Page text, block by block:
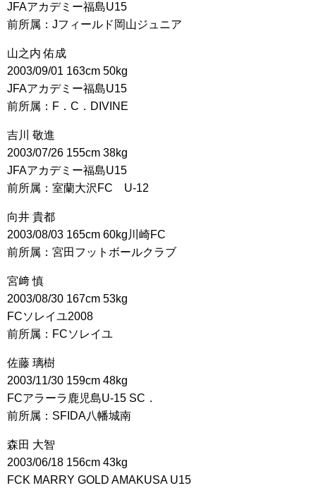
JFAアカデミー福島U15
前所属：Jフィールド岡山ジュニア
山之内 佑成
2003/09/01 163cm 50kg
JFAアカデミー福島U15
前所属：F．C．DIVINE
吉川 敬進
2003/07/26 155cm 38kg
JFAアカデミー福島U15
前所属：室蘭大沢FC U-12
向井 貴都
2003/08/03 165cm 60kg川崎FC
前所属：宮田フットボールクラブ
宮﨑 慎
2003/08/30 167cm 53kg
FCソレイユ2008
前所属：FCソレイユ
佐藤 璃樹
2003/11/30 159cm 48kg
FCアラーラ鹿児島U-15 SC．
前所属：SFIDA八幡城南
森田 大智
2003/06/18 156cm 43kg
FCK MARRY GOLD AMAKUSA U15